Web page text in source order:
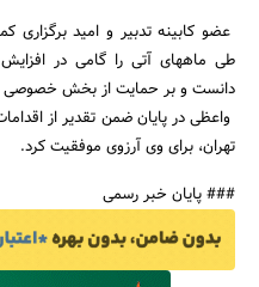
عضو کابینه تدبیر و امید
طی ماههای آتی را گامی در
دانست و بر حمایت از بخش خصوصی
واعظی در پایان ضمن تقدیر از
تهران، برای وی آرزوی موفقیت کرد.
### پایان خبر رسمی